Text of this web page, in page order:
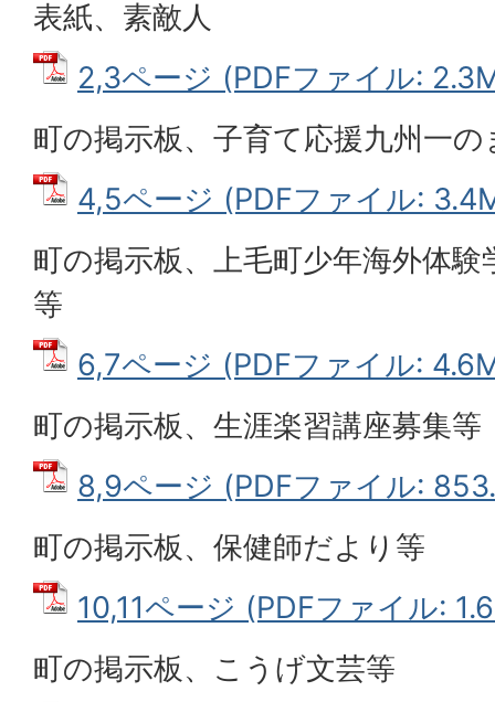
表紙、素敵人
2,3ページ (PDFファイル:
町の掲示板、子育て応援九州一
4,5ページ (PDFファイル:
町の掲示板、上毛町少年海外体
等
6,7ページ (PDFファイル:
町の掲示板、生涯楽習講座募集等
8,9ページ (PDFファイル:
町の掲示板、保健師だより等
10,11ページ (PDFファイル:
町の掲示板、こうげ文芸等